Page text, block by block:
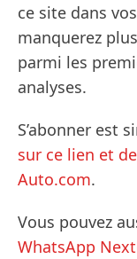
ce site dans
manquerez
parmi les
analyses.
S’abonner est
sur ce lien et
Auto.com.
Vous pouvez
WhatsApp